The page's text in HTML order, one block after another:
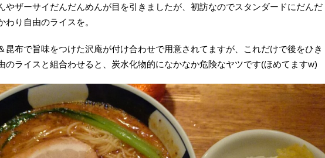
やザーサイだんだんめんが目を引きましたが、初訪なのでスタンダードにだんだ
わり自由のライスを。
昆布で旨味をつけた沢庵が付け合わせで用意されてますが、これだけで後をひき
のライスと組合わせると、炭水化物的になかなか危険なヤツです(ほめてますw)